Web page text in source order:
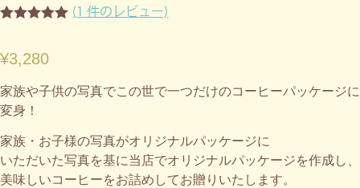
く5段階評
価のうち、
5.00
(1件のレビュー)
¥3,280
家族や子供の写真でこの世で一つだけのコーヒーパッケージに
変身！
家族・お子様の写真がオリジナルパッケージに
いただいた写真を基に当店でオリジナルパッケージを作成し、
美味しいコーヒーをお詰めしてお贈りいたします。